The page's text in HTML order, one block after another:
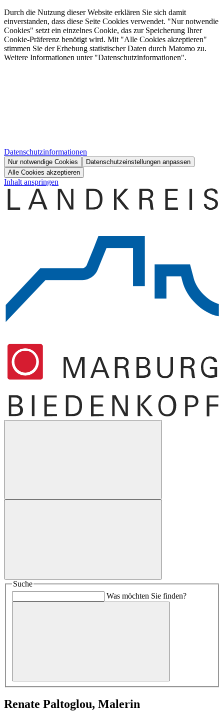
Durch die Nutzung dieser Website erklären Sie sich damit
einverstanden, dass diese Seite Cookies verwendet. "Nur notwendie
Cookies" setzt ein einzelnes Cookie, das zur Speicherung Ihrer
Cookie-Präferenz benötigt wird. Mit "Alle Cookies akzeptieren"
stimmen Sie der Erhebung statistischer Daten durch Matomo zu.
Weitere Informationen unter "Datenschutzinformationen".
Datenschutzinformationen
Nur notwendige Cookies
Datenschutzeinstellungen anpassen
Alle Cookies akzeptieren
Inhalt anspringen
Suche
Was möchten Sie finden?
Renate Paltoglou, Malerin